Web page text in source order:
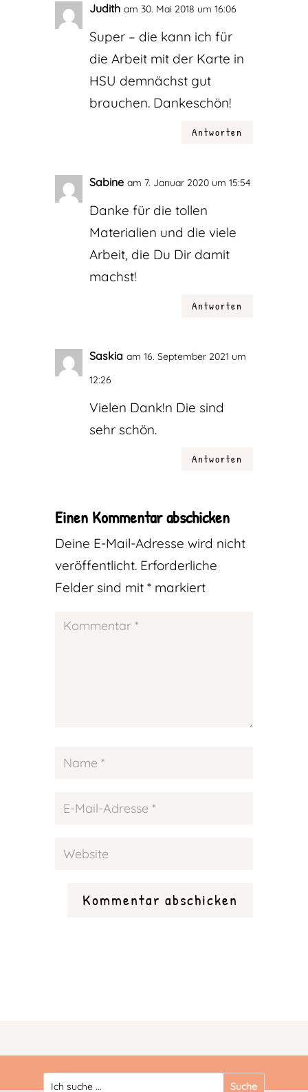
Judith am 30. Mai 2018 um 16:06
Super – die kann ich für
die Arbeit mit der Karte in
HSU demnächst gut
brauchen. Dankeschön!
Antworten
Sabine am 7. Januar 2020 um 15:54
Danke für die tollen
Materialien und die viele
Arbeit, die Du Dir damit
machst!
Antworten
Saskia am 16. September 2021 um
12:26
Vielen Dank!n Die sind
sehr schön.
Antworten
Einen Kommentar abschicken
Deine E-Mail-Adresse wird nicht
veröffentlicht. Erforderliche
Felder sind mit *markiert
Kommentar abschicken